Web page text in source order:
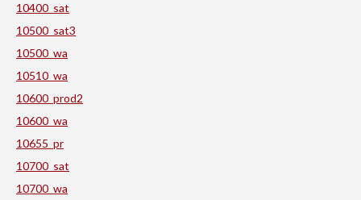
10400_sat
10500_sat3
10500_wa
10510_wa
10600_prod2
10600_wa
10655_pr
10700_sat
10700_wa